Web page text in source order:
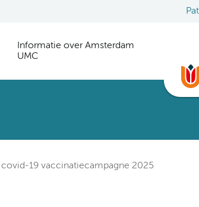
Informatie over Amsterdam
UMC
covid-19 vaccinatiecampagne 2025